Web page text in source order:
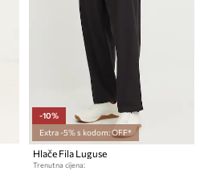
-10%
Extra -5% s kodom: OFF*
Hlače Fila Luguse
Trenutna cijena: